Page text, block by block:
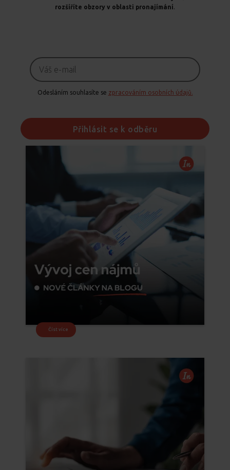
rozšíříte obzory v oblasti pronajímání
Odesláním souhlasíte se zpracováním osobních údajů.
Přihlásit se k odběru
Číst více